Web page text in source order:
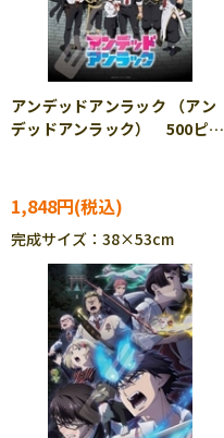
アンデッドアンラック （アン
デッドアンラック） 500ピー
1,848円
完成サイズ：38×53cm